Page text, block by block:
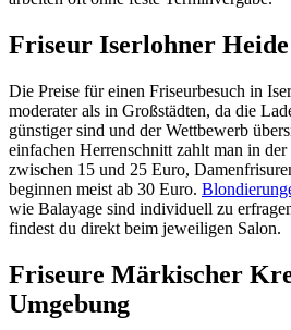
Friseur Iserlohner Heide
Die Preise für einen Friseurbesuch in
moderater als in Großstädten, da die
günstiger sind und der Wettbewerb
einfachen Herrenschnitt zahlt man in
zwischen 15 und 25 Euro,
beginnen meist ab 30 Euro.
wie Balayage sind individuell zu
findest du direkt beim jeweiligen Salon.
Friseure Märkischer
Umgebung